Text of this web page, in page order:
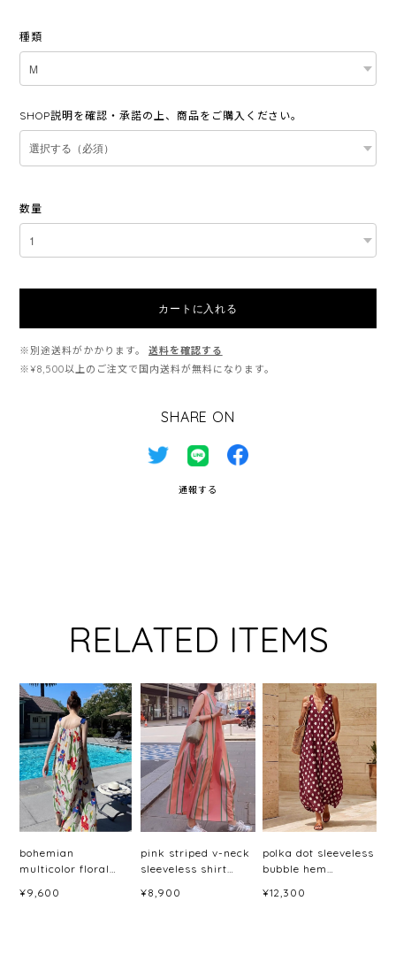
種類
SHOP説明を確認・承諾の上、商品をご購入ください。
数量
カートに入れる
※別途送料がかかります。
送料を確認する
※¥8,500以上のご注文で国内送料が無料になります。
SHARE ON
通報する
RELATED ITEMS
bohemian
multicolor floral
d10045887＞
¥9,600
pink striped v-neck
sleeveless shirt
¥8,900
polka dot sleeveless
bubble hem
d3060＞
¥12,300